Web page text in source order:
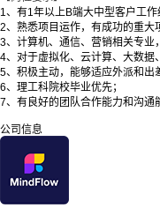
1、有1年以上B端大中型客户工作
2、熟悉项目运作，有成功的重大
3、计算机、通信、营销相关专业
4、对于虚拟化、云计算、大数据
5、积极主动，能够适应外派和出
6、理工科院校毕业优先；
7、有良好的团队合作能力和沟通
公司信息